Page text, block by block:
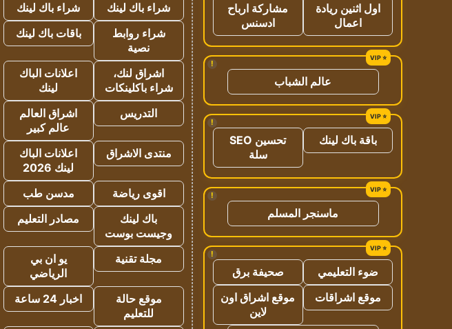
اول اثنين ريادة
اعمال
مشاركة ارباح
ادسنس
!
عالم الشباب
!
باقة باك لينك
تحسين SEO
سلة
!
ماسنجر المسلم
!
ضوء التعليمي
صحيفة برق
موقع اشراقات
موقع اشراق اون
لاين
شراء باك لينك
شراء باك لينك
شراء روابط
نصية
باقات باك لينك
اشراق لنك،
شراء باكلينكات
اعلانات الباك
لينك
التدريس
اشراق العالم
عالم كبير
منتدى الاشراق
اعلانات الباك
لينك 2026
اقوى رياضة
مدسن طب
باك لينك
وجيست بوست
مصادر التعليم
مجلة تقنية
يو ان بي
الرياضي
موقع حالة
للتعليم
اخبار 24 ساعة